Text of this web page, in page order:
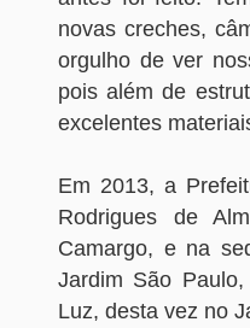
novas creches,
orgulho de ver
pois além de
excelentes
Em 2013, a
Rodrigues de
Camargo, e na
Jardim São
Luz, desta vez no